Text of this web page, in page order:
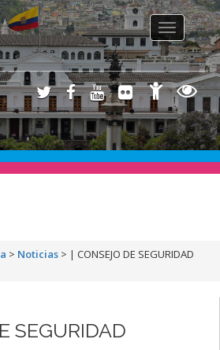
Toggle
navigation
> Noticias > | CONSEJO DE SEGURIDAD
SEGURIDAD